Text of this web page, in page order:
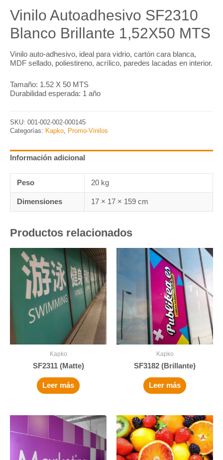
Vinilo Autoadhesivo SF2310
Blanco Brillante 1,52X50 MTS
Vinilo auto-adhesivo, ideal para vidrio, cartón cara blanca,
MDF sellado, poliestireno, acrílico, paredes lacadas en interior.
Tamaño: 1.52 X 50 MTS
Durabilidad esperada: 1 año
SKU: 001-002-002-000145
Categorías: Kapko Promo-Vinilos
Información adicional
Peso 20 kg
Dimensiones 17 × 17 × 159 cm
Productos relacionados
Kapko
SF2311 (Matte)
Leer más
Kapko
SF3182 (Brillante)
Leer más